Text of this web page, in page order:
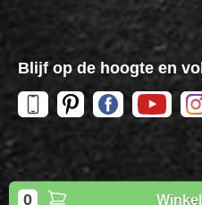
0
Blijf op de hoogte en
Copyright